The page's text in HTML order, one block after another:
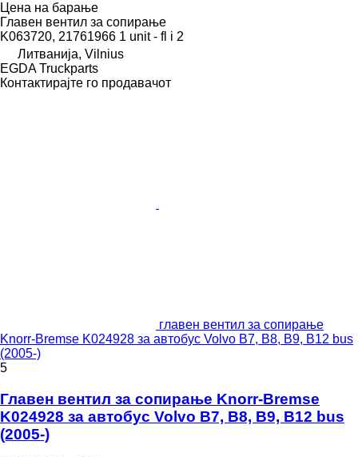
Цена на барање
Главен вентил за сопирање
K063720, 21761966 1 unit - fl i 2
Литванија, Vilnius
EGDA Truckparts
Контактирајте го продавачот
главен вентил за сопирање
Knorr-Bremse K024928 за автобус Volvo B7, B8, B9, B12 bus
(2005-)
5
Главен вентил за сопирање Knorr-Bremse
K024928 за автобус Volvo B7, B8, B9, B12 bus
(2005-)